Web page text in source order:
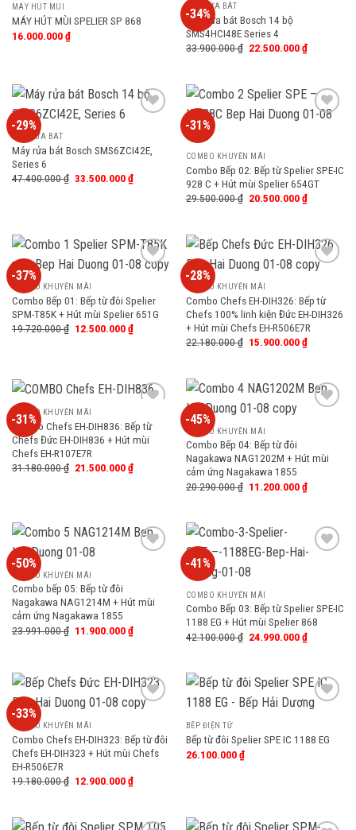
MÁY HÚT MÙI
MÁY HÚT MÙI SPELIER SP 868
16.000.000₫
-34%
MÁY RỬA BÁT
Máy rửa bát Bosch 14 bộ
SMS4HCI48E Series 4
33.900.000₫ 22.500.000₫
-29%
wishlist
MÁY RỬA BÁT
Máy rửa bát Bosch SMS6ZCI42E,
Series 6
47.400.000₫ 33.500.000₫
-31%
COMBO KHUYẾN MÃI
Combo Bếp 02: Bếp từ Spelier SPE-IC
928 C + Hút mùi Spelier 654GT
29.500.000₫ 20.500.000₫
-37%
Add
wishlist
COMBO KHUYẾN MÃI
Combo Bếp 01: Bếp từ đôi Spelier
SPM-T85K + Hút mùi Spelier 651G
19.720.000₫ 12.500.000₫
-28%
wishlist
COMBO KHUYẾN MÃI
Combo Chefs EH-DIH326: Bếp từ
Chefs 100% linh kiện Đức EH-DIH326
+ Hút mùi Chefs EH-R506E7R
22.180.000₫ 15.900.000₫
-31%
to
wishlist
COMBO KHUYẾN MÃI
Combo Chefs EH-DIH836: Bếp từ
Chefs Đức EH-DIH836 + Hút mùi
Chefs EH-R107E7R
31.180.000₫ 21.500.000₫
-45%
COMBO KHUYẾN MÃI
Combo Bếp 04: Bếp từ đôi
Nagakawa NAG1202M + Hút mùi
cảm ứng Nagakawa 1855
20.290.000₫ 11.200.000₫
-50%
COMBO KHUYẾN MÃI
Combo bếp 05: Bếp từ đôi
Nagakawa NAG1214M + Hút mùi
cảm ứng Nagakawa 1855
23.991.000₫ 11.900.000₫
-41%
COMBO KHUYẾN MÃI
Combo Bếp 03: Bếp từ Spelier SPE-IC
1188 EG + Hút mùi Spelier 868
42.100.000₫ 24.990.000₫
-33%
wishlist
COMBO KHUYẾN MÃI
Combo Chefs EH-DIH323: Bếp từ đôi
Chefs EH-DIH323 + Hút mùi Chefs
EH-R506E7R
19.180.000₫ 12.900.000₫
wishlist
BẾP ĐIỆN TỪ
Bếp từ đôi Spelier SPE IC 1188 EG
26.100.000₫